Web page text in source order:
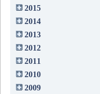
2015
2014
2013
2012
2011
2010
2009